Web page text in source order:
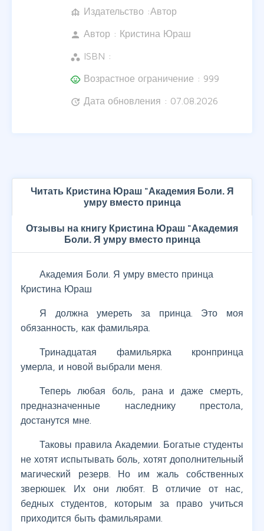
foundation Издательство :Автор
person Автор : Кристина Юраш
workspaces ISBN :
child_care Возрастное ограничение : 999
update Дата обновления : 07.08.2026
Читать Кристина Юраш "Академия Боли. Я
умру вместо принца
Отзывы на книгу Кристина Юраш "Академия
Боли. Я умру вместо принца
Академия Боли. Я умру вместо принца
Кристина Юраш
Я должна умереть за принца. Это моя
обязанность, как фамильяра.
Тринадцатая фамильярка кронпринца
умерла, и новой выбрали меня.
Теперь любая боль, рана и даже смерть,
предназначенные наследнику престола,
достанутся мне.
Таковы правила Академии. Богатые студенты
не хотят испытывать боль, хотят дополнительный
магический резерв. Но им жаль собственных
зверюшек. Их они любят. В отличие от нас,
бедных студентов, которым за право учиться
приходится быть фамильярами.